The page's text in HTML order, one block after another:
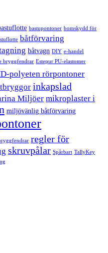
bastupontoner bomskydd för
båtförvaring
båtvagn DIY e-handel
bryggfendrar Estepur PU-elastomer
polyeten rörpontoner
inkapslad
Miljöer mikroplaster i
miljövänlig båtförvaring
regler för
skruvpålar Spårbart TallyKey